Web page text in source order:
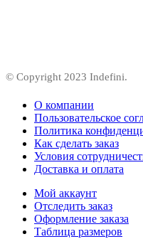
© Copyright 2023 Indefini.
О компании
Пользовательское
Политика
Как сделать заказ
Условия
Доставка и оплата
Мой аккаунт
Отследить заказ
Оформление заказа
Таблица размеров